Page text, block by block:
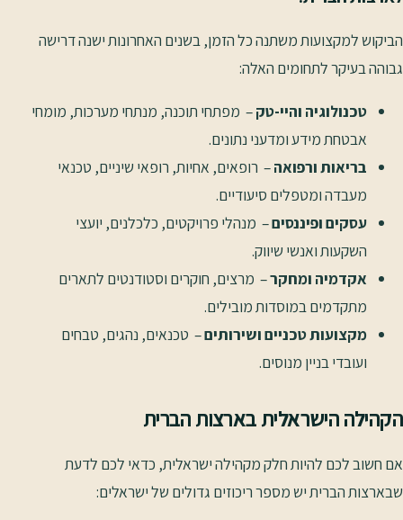
הביקוש למקצועות משתנה כל הזמן, בשנים האחרונות ישנה דרישה
גבוהה בעיקר לתחומים האלה:
טכנולוגיה והיי-טק– מפתחי תוכנה, מנתחי מערכות, מומחי
אבטחת מידע ומדעני נתונים.
בריאות ורפואה– רופאים, אחיות, רופאי שיניים, טכנאי
מעבדה ומטפלים סיעודיים.
עסקים ופיננסים– מנהלי פרויקטים, כלכלנים, יועצי
השקעות ואנשי שיווק.
אקדמיה ומחקר– מרצים, חוקרים וסטודנטים לתארים
מתקדמים במוסדות מובילים.
מקצועות טכניים ושירותים– טכנאים, נהגים, טבחים
ועובדי בניין מנוסים.
הקהילה הישראלית בארצות הברית
אם חשוב לכם להיות חלק מקהילה ישראלית, כדאי לכם לדעת
שבארצות הברית יש מספר ריכוזים גדולים של ישראלים: